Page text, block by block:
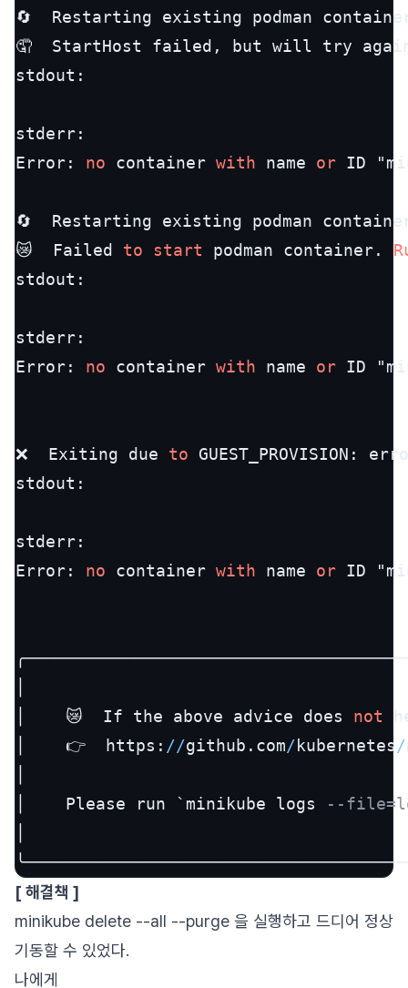
🔄  Restarting existing podman
🤦  StartHost failed, but will try
stdout:
stderr:
Error: no container with name or ID
🔄  Restarting existing podman
😿  Failed to start podman container.
stdout:
stderr:
Error: no container with name or ID
❌  Exiting due to
stdout:
stderr:
Error: no container with name or ID
│    😿  If the above advice does not
│    👉  https: //github.com/kubernetes/
│    Please run `minikube logs
--
[ 해결책 ]
minikube delete --all --purge 을 실행하고 드디어 정상
기동할 수 있었다.
나에게